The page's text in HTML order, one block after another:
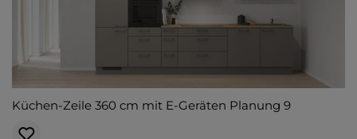
Küchen-Zeile 360 cm mit E-Geräten Planung 9